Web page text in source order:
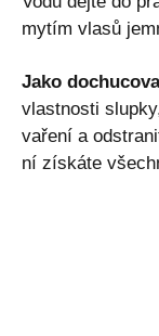
mytím vlasů
Jako
vlastnosti
vaření a
ní získáte